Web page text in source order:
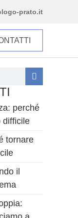
prato.it
perché
difficile
tornare
il